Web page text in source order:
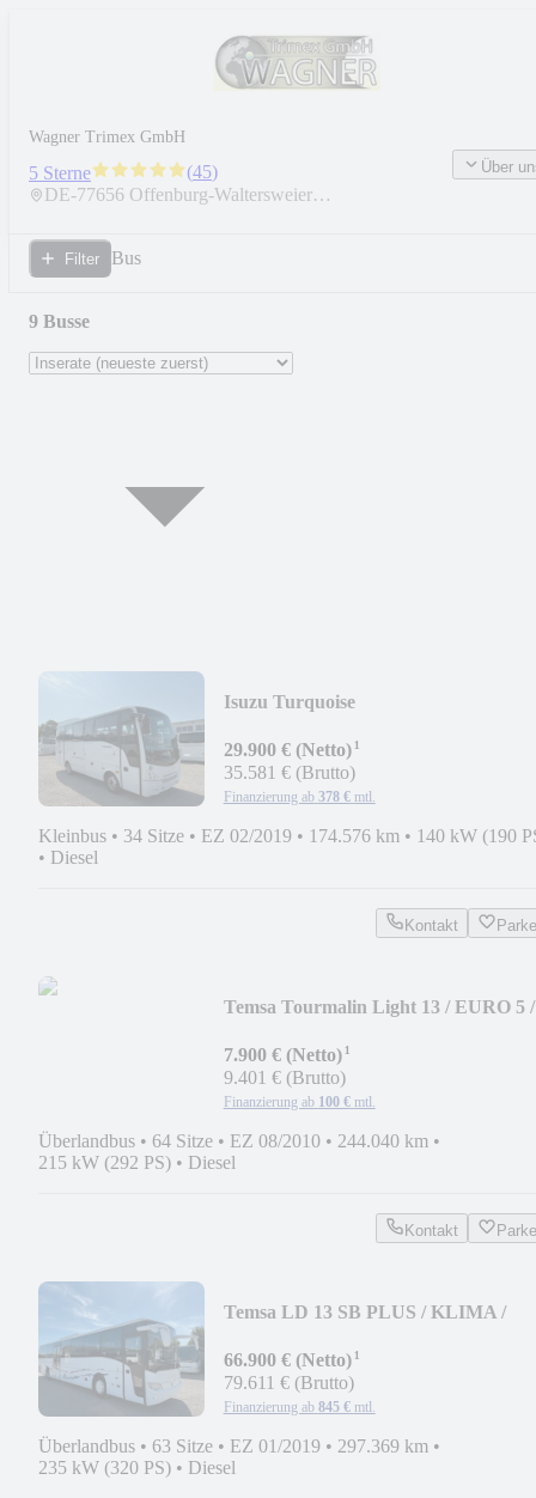
Wagner Trimex GmbH
5 Sterne (45)
DE-77656 Offenburg-Waltersweier
Über
Filter Bus
9 Busse
Isuzu Turquoise
29.900 € (Netto)¹
35.581 € (Brutto)
Finanzierung ab 378 € mtl.
Kleinbus • 34 Sitze • EZ 02/2019 • 174.576 km • 140 kW (190
• Diesel
Kontakt
Temsa Tourmalin Light 13 / EURO 5 /
7.900 € (Netto)¹
9.401 € (Brutto)
Finanzierung ab 100 € mtl.
Überlandbus • 64 Sitze • EZ 08/2010 • 244.040 km •
215 kW (292 PS) • Diesel
Kontakt
Temsa LD 13 SB PLUS / KLIMA /
66.900 € (Netto)¹
79.611 € (Brutto)
Finanzierung ab 845 € mtl.
Überlandbus • 63 Sitze • EZ 01/2019 • 297.369 km •
235 kW (320 PS) • Diesel